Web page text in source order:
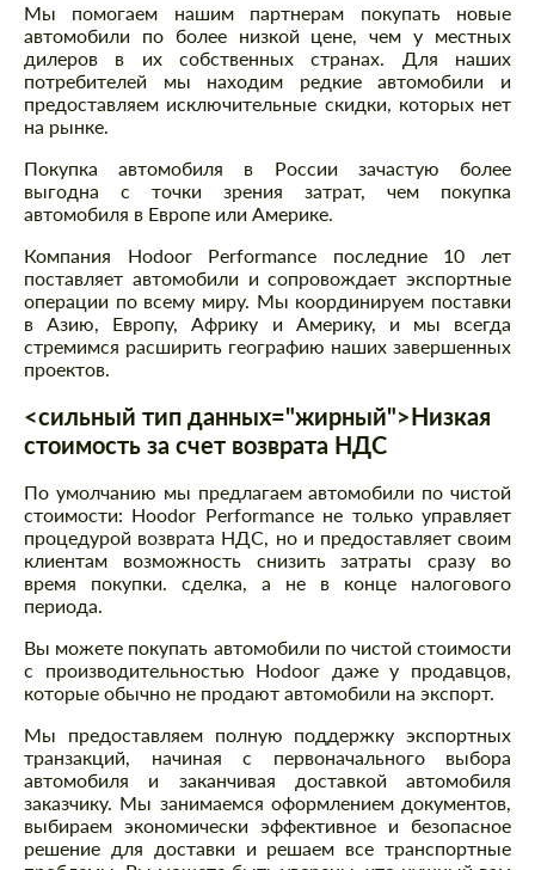
Мы помогаем нашим партнерам покупать новые
автомобили по более низкой цене, чем у местных
дилеров в их собственных странах. Для наших
потребителей мы находим редкие автомобили и
предоставляем исключительные скидки, которых нет
на рынке.
Покупка автомобиля в России зачастую более
выгодна с точки зрения затрат, чем покупка
автомобиля в Европе или Америке.
Компания Hodoor Performance последние 10 лет
поставляет автомобили и сопровождает экспортные
операции по всему миру. Мы координируем поставки
в Азию, Европу, Африку и Америку, и мы всегда
стремимся расширить географию наших завершенных
проектов.
<сильный тип данных="жирный">Низкая
стоимость за счет возврата НДС
По умолчанию мы предлагаем автомобили по чистой
стоимости: Hoodor Performance не только управляет
процедурой возврата НДС, но и предоставляет своим
клиентам возможность снизить затраты сразу во
время покупки. сделка, а не в конце налогового
периода.
Вы можете покупать автомобили по чистой стоимости
с производительностью Hodoor даже у продавцов,
которые обычно не продают автомобили на экспорт.
Мы предоставляем полную поддержку экспортных
транзакций, начиная с первоначального выбора
автомобиля и заканчивая доставкой автомобиля
заказчику. Мы занимаемся оформлением документов,
выбираем экономически эффективное и безопасное
решение для доставки и решаем все транспортные